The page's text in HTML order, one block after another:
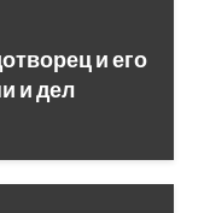
и его
и дел